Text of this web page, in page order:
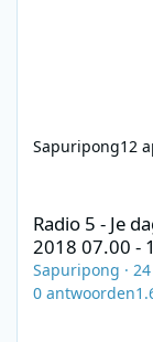
Sapuripong12
Radio 5 - Je
2018 07.00 -
Sapuripong ·
0 antwoorden